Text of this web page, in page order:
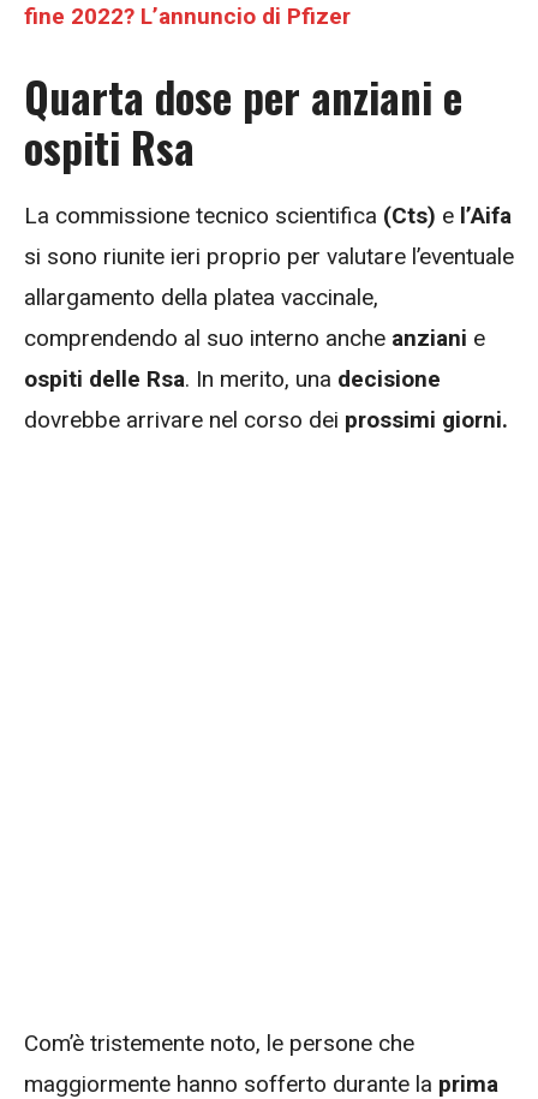
fine 2022? L’annuncio di Pfizer
Quarta dose per anziani e
ospiti Rsa
La commissione tecnico scientifica (Cts) e l’Aifa
si sono riunite ieri proprio per valutare l’eventuale
allargamento della platea vaccinale,
comprendendo al suo interno anche anziani e
ospiti delle Rsa. In merito, una decisione
dovrebbe arrivare nel corso dei prossimi giorni.
Com’è tristemente noto, le persone che
maggiormente hanno sofferto durante la prima